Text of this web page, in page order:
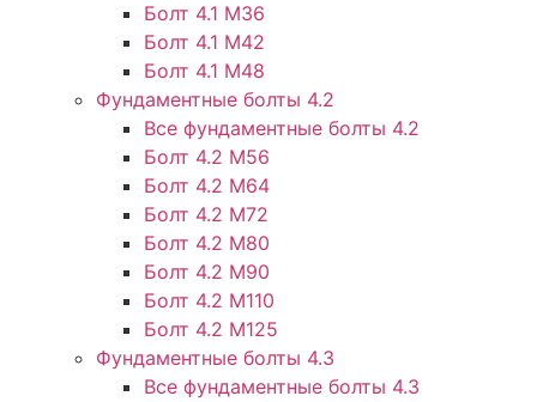
Болт 4.1 М36
Болт 4.1 М42
Болт 4.1 М48
Фундаментные болты 4.2
Все фундаментные болты 4.2
Болт 4.2 М56
Болт 4.2 М64
Болт 4.2 М72
Болт 4.2 М80
Болт 4.2 М90
Болт 4.2 М110
Болт 4.2 М125
Фундаментные болты 4.3
Все фундаментные болты 4.3